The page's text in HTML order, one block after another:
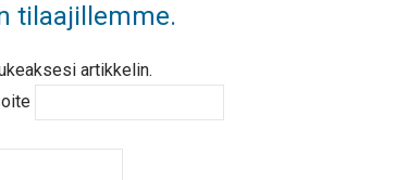
tilaajillemme.
artikkelin.